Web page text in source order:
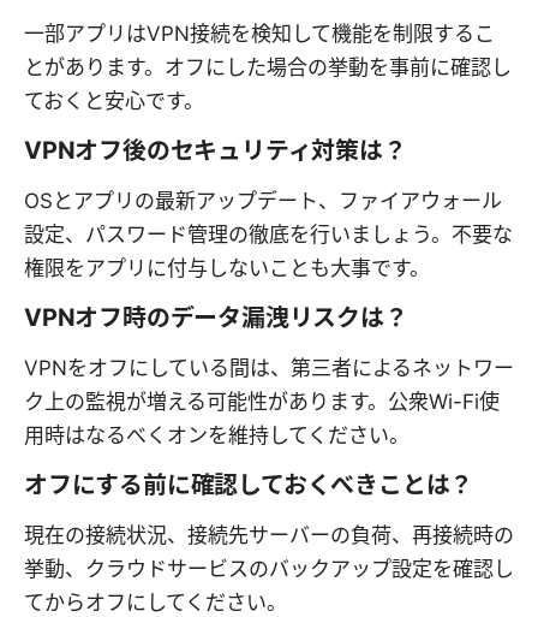
一部アプリはVPN接続を検知して機能を制限するこ
とがあります。オフにした場合の挙動を事前に確認し
ておくと安心です。
VPNオフ後のセキュリティ対策は？
OSとアプリの最新アップデート、ファイアウォール
設定、パスワード管理の徹底を行いましょう。不要な
権限をアプリに付与しないことも大事です。
VPNオフ時のデータ漏洩リスクは？
VPNをオフにしている間は、第三者によるネットワー
ク上の監視が増える可能性があります。公衆Wi-Fi使
用時はなるべくオンを維持してください。
オフにする前に確認しておくべきことは？
現在の接続状況、接続先サーバーの負荷、再接続時の
挙動、クラウドサービスのバックアップ設定を確認し
てからオフにしてください。